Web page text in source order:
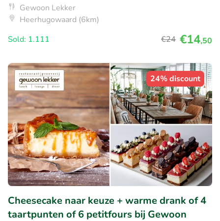
Gewoon Lekker
Heerhugowaard (6km)
Sold: 1.111
€24 €14,50
24% discount
Cheesecake naar keuze + warme drank of 4
taartpunten of 6 petitfours bij Gewoon